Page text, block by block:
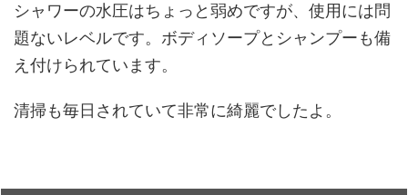
シャワーの水圧はちょっと弱めですが、使用には問
題ないレベルです。ボディソープとシャンプーも備
え付けられています。
清掃も毎日されていて非常に綺麗でしたよ。